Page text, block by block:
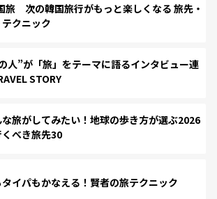
旅 次の韓国旅行がもっと楽しくなる 旅先・
クニック
人”が「旅」をテーマに語るインタビュー連
STORY
旅がしてみたい！地球の歩き方が選ぶ2026
べき旅先30
イパもかなえる！賢者の旅テクニック